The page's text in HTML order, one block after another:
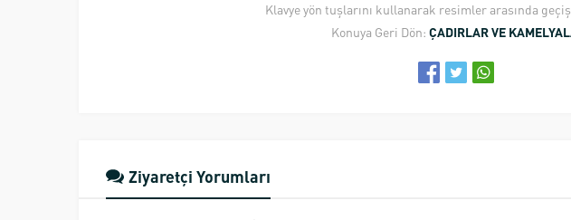
Klavye yön tuşlarını kullanarak resimler arasında
Konuya Geri Dön: ÇADIRLAR VE
Ziyaretçi Yorumları